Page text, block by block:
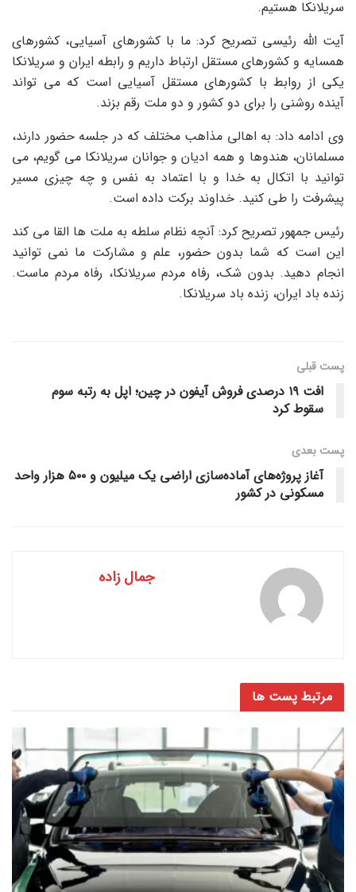
سریلانکا هستیم.
آیت الله رئیسی تصریح کرد: ما با کشورهای آسیایی، کشورهای
همسایه و کشورهای مستقل ارتباط داریم و رابطه ایران و سریلانکا
یکی از روابط با کشورهای مستقل آسیایی است که می تواند
آینده روشنی را برای دو کشور و دو ملت رقم بزند.
وی ادامه داد: به اهالی مذاهب مختلف که در جلسه حضور دارند،
مسلمانان، هندوها و همه ادیان و جوانان سریلانکا می گویم، می
توانید با اتکال به خدا و با اعتماد به نفس و چه چیزی مسیر
پیشرفت را طی کنید. خداوند برکت داده است.
رئیس جمهور تصریح کرد: آنچه نظام سلطه به ملت ها القا می کند
این است که شما بدون حضور، علم و مشارکت ما نمی توانید
انجام دهید. بدون شک، رفاه مردم سریلانکا، رفاه مردم ماست.
زنده باد ایران، زنده باد سریلانکا.
پست قبلی
افت ١٩ درصدی فروش آیفون در چین؛ اپل به رتبه سوم
سقوط کرد
پست‌ بعدی
آغاز پروژه‌های آماده‌سازی اراضی یک میلیون و ۵۰۰ هزار واحد
مسکونی در کشور
جمال زاده
مرتبط پست ها